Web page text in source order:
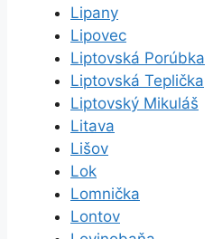
Lipany
Lipovec
Liptovská Porúbka
Liptovská Teplička
Liptovský Mikuláš
Litava
Lišov
Lok
Lomnička
Lontov